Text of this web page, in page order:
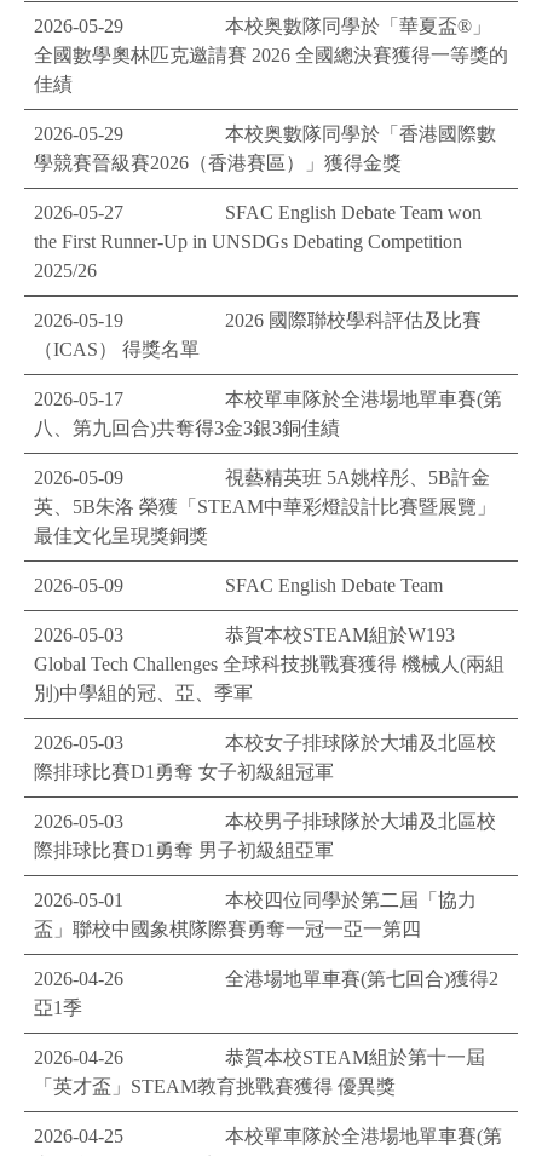
2026-05-29
本校奥數隊同學於「華夏盃®」
全國數學奧林匹克邀請賽 2026 全國總決賽獲得一等獎的
佳績
2026-05-29
本校奥數隊同學於「香港國際數
學競賽晉級賽2026（香港賽區）」獲得金獎
2026-05-27
SFAC English Debate Team won
the First Runner-Up in UNSDGs Debating Competition
2025/26
2026-05-19
2026 國際聯校學科評估及比賽
（ICAS） 得獎名單
2026-05-17
本校單車隊於全港場地單車賽(第
八、第九回合)共奪得3金3銀3銅佳績
2026-05-09
視藝精英班 5A姚梓彤、5B許金
英、5B朱洛 榮獲「STEAM中華彩燈設計比賽暨展覽」
最佳文化呈現獎銅獎
2026-05-09 SFAC English Debate Team
2026-05-03
恭賀本校STEAM組於W193
Global Tech Challenges ​全球科技挑戰賽獲得 機械人(兩組
別)中學組的冠、亞、季軍
2026-05-03
本校女子排球隊於大埔及北區校
際排球比賽D1勇奪 女子初級組冠軍
2026-05-03
本校男子排球隊於大埔及北區校
際排球比賽D1勇奪 男子初級組亞軍
2026-05-01
本校四位同學於第二屆「協力
盃」聯校中國象棋隊際賽勇奪一冠一亞一第四
2026-04-26
全港場地單車賽(第七回合)獲得2
亞1季
2026-04-26
恭賀本校STEAM組於第十一屆
「英才盃」STEAM教育挑戰賽獲得 優異獎
2026-04-25
本校單車隊於全港場地單車賽(第